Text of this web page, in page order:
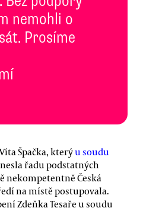
nemohli o
Prosíme
Špačka, kterýu soudu
řadu podstatných
nekompetentně Česká
na místě postupovala.
Zdeňka Tesaře u soudu